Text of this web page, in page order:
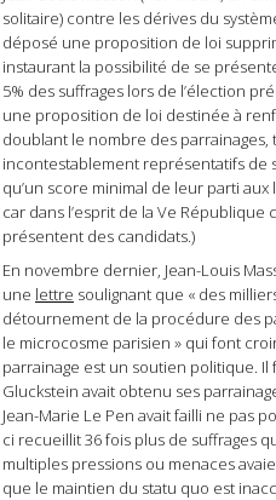
solitaire) contre les dérives du
déposé une proposition de loi
instaurant la possibilité de se
5% des suffrages lors de l’élection
une proposition de loi destinée à
doublant le nombre des
incontestablement représentatifs de
qu’un score minimal de leur parti aux
car dans l’esprit de la Ve République
présentent des candidats.)
En novembre dernier, Jean-Louis
une lettre soulignant que « des
détournement de la procédure des
le microcosme parisien » qui font
parrainage est un soutien politique. Il
Gluckstein avait obtenu ses
Jean-Marie Le Pen avait failli ne pas
ci recueillit 36 fois plus de suffrages
multiples pressions ou menaces
que le maintien du statu quo est